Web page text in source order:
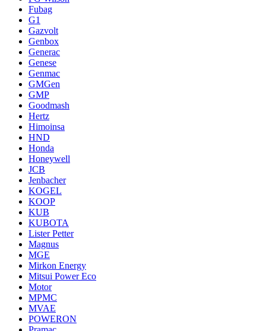
Fubag
G1
Gazvolt
Genbox
Generac
Genese
Genmac
GMGen
GMP
Goodmash
Hertz
Himoinsa
HND
Honda
Honeywell
JCB
Jenbacher
KOGEL
KOOP
KUB
KUBOTA
Lister Petter
Magnus
MGE
Mirkon Energy
Mitsui Power Eco
Motor
MPMC
MVAE
POWERON